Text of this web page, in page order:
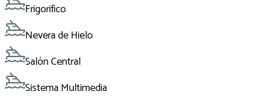
Frigorifico
Nevera de Hielo
Salón Central
Sistema Multimedia